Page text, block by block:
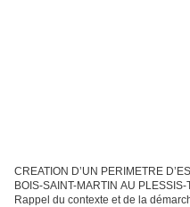
CREATION D’UN PERIMETRE
BOIS-SAINT-MARTIN AU
Rappel du contexte et de la